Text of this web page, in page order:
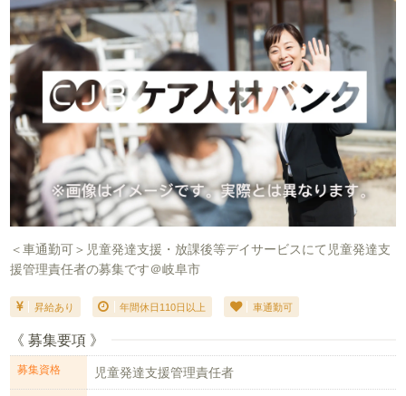
＜車通勤可＞児童発達支援・放課後等デイサービスにて児童発達支
援管理責任者の募集です＠岐阜市
昇給あり 年間休日110日以上 車通勤可
《 募集要項 》
募集資格 児童発達支援管理責任者